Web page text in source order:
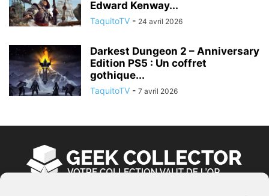
Edward Kenway...
TaquitoTV - 24 avril 2026
Darkest Dungeon 2 – Anniversary
Edition PS5 : Un coffret
gothique...
TaquitoTV - 7 avril 2026